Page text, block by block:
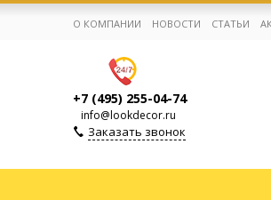
Корзина:0
О КОМПАНИИ НОВОСТИ СТАТЬИ
+7 (495) 255-04-74
info@lookdecor.ru
Заказать звонок